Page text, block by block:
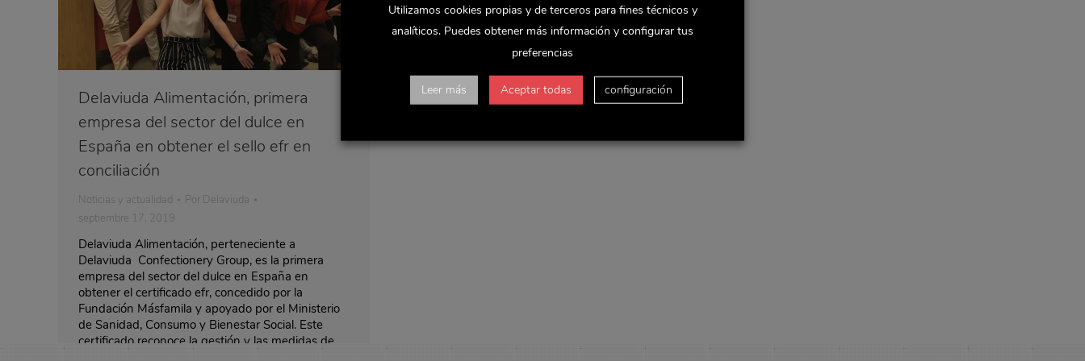
Delaviuda Alimentación, primera
empresa del sector del dulce en
España en obtener el sello efr en
conciliación
Noticias y actualidad Por Delaviuda
septiembre 17, 2019
Delaviuda Alimentación, perteneciente a
Delaviuda Confectionery Group, es la primera
empresa del sector del dulce en España en
obtener el certificado efr, concedido por la
Fundación Másfamila y apoyado por el Ministerio
de Sanidad, Consumo y Bienestar Social. Este
certificado reconoce la gestión y las medidas de
Utilizamos cookies propias y de terceros para fines técnicos y
analíticos. Puedes obtener más información y configurar tus
preferencias
Leer más Aceptar todas configuración